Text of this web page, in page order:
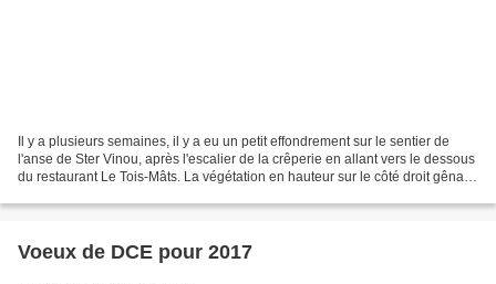
Il y a plusieurs semaines, il y a eu un petit effondrement sur le sentier de
l'anse de Ster Vinou, après l'escalier de la crêperie en allant vers le dessous
du restaurant Le Tois-Mâts. La végétation en hauteur sur le côté droit gênait
Voeux de DCE pour 2017